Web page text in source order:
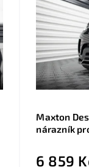
Maxton
nárazník
6 859